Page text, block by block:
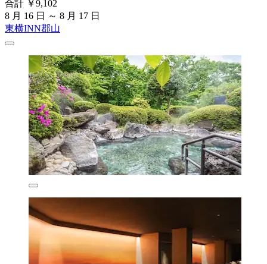
合計 ￥9,102
8 月 16 日 ～ 8 月 17 日
東横INN郡山